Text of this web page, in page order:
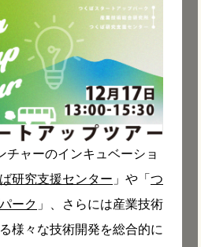
チャーのインキュベーショ
研究支援センター 」や「 つ
ーク 」、さらには産業技術
様々な技術開発を総合的に